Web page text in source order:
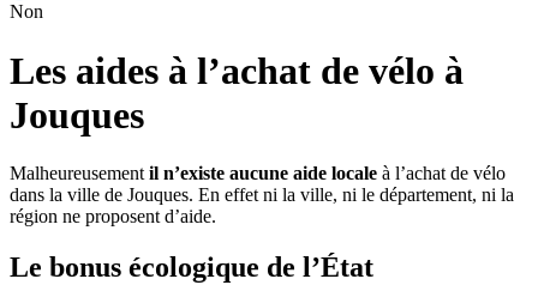
Non
Les aides à l’achat de vélo à
Jouques
Malheureusement il n’existe aucune aide locale à l’achat de vélo
dans la ville de Jouques. En effet ni la ville, ni le département, ni la
région ne proposent d’aide.
Le bonus écologique de l’État